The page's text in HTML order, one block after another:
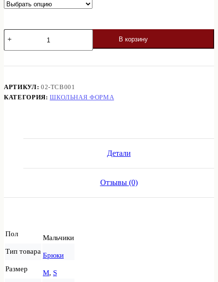
Количество
товара
Школьные
для
В корзину
АРТИКУЛ: 02-TCB001
КАТЕГОРИЯ:ШКОЛЬНАЯ ФОРМА
Детали
Отзывы (0)
Пол
Мальчики
Тип товара Брюки
Размер
M, S